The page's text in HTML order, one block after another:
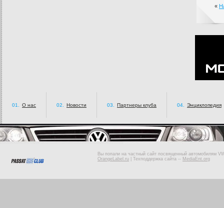
«
01. О нас 02. Новости 03. Партнеры клуба 04. Энциклопедия
Вы попали на частный сайт посвященный автомобилям
OrangeLabel.ru
Техподдержка сайта -- MediaEnt.org